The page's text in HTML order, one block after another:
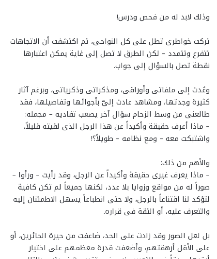
وذلك لابد له من فحص ودرس!
تركت خواطرى تطل على كل النواحى، ثم اكتشفت أن الاتجاهات
تتفرع وتتمدد – لكن الطرق لا تصل إلى غاية يمكن اعتبارها
نقطة تصل بالسؤال إلى جواب.
وعُدت إلى ملفاتى وأوراقى، ومذكراتى وذكرياتى، وبرغم آثار
كثيرة وجدتها، ومشاهد عادت إلىّ بأجوائها وتفاصيلها، فقد
طالعنى من وسط الزحام سؤال آخر يصعب تفاديه – مجمله:
– ماذا أعرف حقيقة وأكيداً عن هذا الرجل الذى لقيته قليلاً،
واشتبكت معه – ومع نظامه – طويلاً؟!
والأهم من ذلك:
– ماذا يعرف غيرى حقيقة وأكيداً عن الرجل، وقد رأيت – ورأوا –
صوراً له من مواقع وزوايا بلا عدد، لكنها جميعاً لم تكن كافية
لتؤكد لنا اقتناعاً بالرجل، ولا حتى انطباعاً يسهل الاطمئنان إليه
والتعرف عليه، أو الثقة فى قراره.
بل لعل الصور وقد زادت على الحد، ضاعفت من حيرة الحائرين، أو
على الأقل أرهقتهم، وأضعفت قدرة معظمهم على اختيار